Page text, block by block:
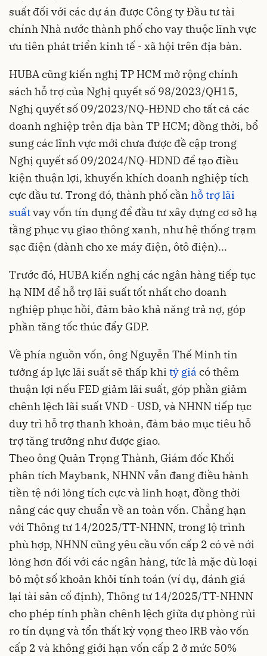
suất đối với các dự án được Công ty Đầu tư tài
chính Nhà nước thành phố cho vay thuộc lĩnh vực
ưu tiên phát triển kinh tế - xã hội trên địa bàn.
HUBA cũng kiến nghị TP HCM mở rộng chính
sách hỗ trợ của Nghị quyết số 98/2023/QH15,
Nghị quyết số 09/2023/NQ-HĐND cho tất cả các
doanh nghiệp trên địa bàn TP HCM; đồng thời, bổ
sung các lĩnh vực mới chưa được đề cập trong
Nghị quyết số 09/2024/NQ-HDND để tạo điều
kiện thuận lợi, khuyến khích doanh nghiệp tích
cực đầu tư. Trong đó, thành phố cần hỗ trợ lãi
suấtvay vốn tín dụng để đầu tư xây dựng cơ sở hạ
tầng phục vụ giao thông xanh, như hệ thống trạm
sạc điện (dành cho xe máy điện, ôtô điện)...
Trước đó, HUBA kiến nghị các ngân hàng tiếp tục
hạ NIM để hỗ trợ lãi suất tốt nhất cho doanh
nghiệp phục hồi, đảm bảo khả năng trả nợ, góp
phần tăng tốc thúc đẩy GDP.
Về phía nguồn vốn, ông Nguyễn Thế Minh tin
tưởng áp lực lãi suất sẽ thấp khi tỷ giá có thêm
thuận lợi nếu FED giảm lãi suất, góp phần giảm
chênh lệch lãi suất VND - USD, và NHNN tiếp tục
duy trì hỗ trợ thanh khoản, đảm bảo mục tiêu hỗ
trợ tăng trưởng như được giao.
Theo ông Quản Trọng Thành, Giám đốc Khối
phân tích Maybank, NHNN vẫn đang điều hành
tiền tệ nới lỏng tích cực và linh hoạt, đồng thời
nâng các quy chuẩn về an toàn vốn. Chẳng hạn
với Thông tư 14/2025/TT-NHNN, trong lộ trình
phù hợp, NHNN cũng yêu cầu vốn cấp 2 có vẻ nới
lỏng hơn đối với các ngân hàng, tức là mặc dù loại
bỏ một số khoản khỏi tính toán (ví dụ, đánh giá
lại tài sản cố định), Thông tư 14/2025/TT-NHNN
cho phép tính phần chênh lệch giữa dự phòng rủi
ro tín dụng và tổn thất kỳ vọng theo IRB vào vốn
cấp 2 và không giới hạn vốn cấp 2 ở mức 50%